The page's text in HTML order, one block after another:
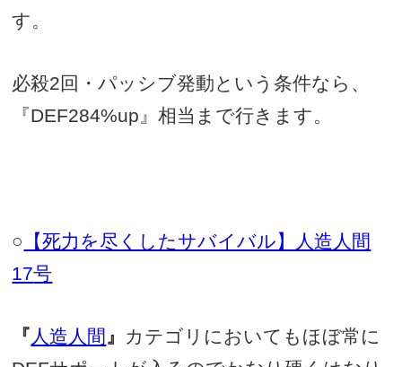
す。
必殺2回・パッシブ発動という条件なら、
『DEF284%up』相当まで行きます。
○
【死力を尽くしたサバイバル】人造人間
17号
『人造人間 』 カテゴリにおいてもほぼ常に